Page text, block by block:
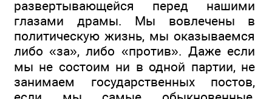
развертывающейся перед нашими
глазами драмы. Мы вовлечены в
политическую жизнь, мы оказываемся
либо «за», либо «против». Даже если
мы не состоим ни в одной партии, не
занимаем государственных постов,